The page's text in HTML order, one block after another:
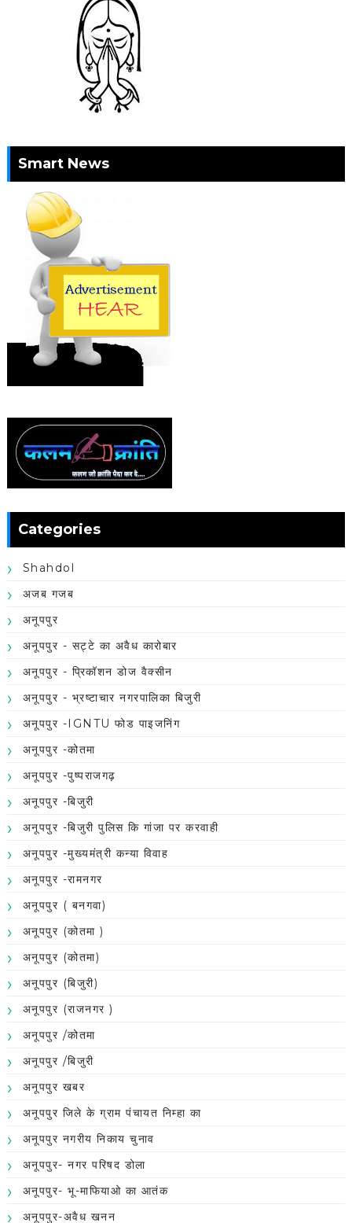
Smart News
Categories
Shahdol
अजब गजब
अनूपपुर
अनूपपुर - सट्टे का अवैध कारोबार
अनूपपुर - प्रिकॉशन डोज वैक्सीन
अनूपपुर - भ्रष्टाचार नगरपालिका बिजुरी
अनूपपुर -IGNTU फोड पाइजनिंग
अनूपपुर -कोतमा
अनूपपुर -पुष्पराजगढ़
अनूपपुर -बिजुरी
अनूपपुर -बिजुरी पुलिस कि गांजा पर करवाही
अनूपपुर -मुख्यमंत्री कन्या विवाह
अनूपपुर -रामनगर
अनूपपुर ( बनगवा)
अनूपपुर (कोतमा )
अनूपपुर (कोतमा)
अनूपपुर (बिजुरी)
अनूपपुर (राजनगर )
अनूपपुर /कोतमा
अनूपपुर /बिजुरी
अनूपपुर खबर
अनूपपुर जिले के ग्राम पंचायत निम्हा का
अनूपपुर नगरीय निकाय चुनाव
अनूपपुर- नगर परिषद डोला
अनूपपुर- भू-माफियाओ का आतंक
अनूपपुर-अवैध खनन